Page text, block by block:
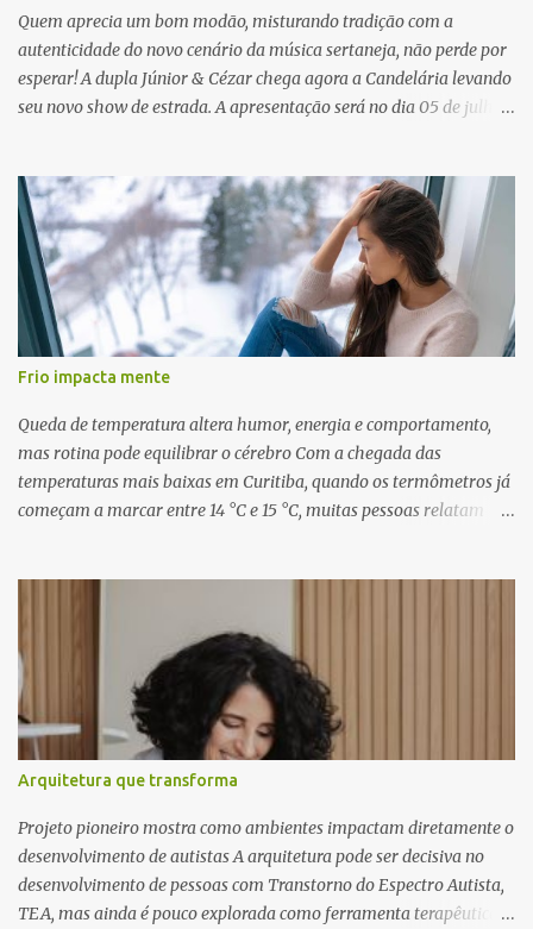
Quem aprecia um bom modão, misturando tradição com a
autenticidade do novo cenário da música sertaneja, não perde por
esperar! A dupla Júnior & Cézar chega agora a Candelária levando
seu novo show de estrada. A apresentação será no dia 05 de julho
barriga diferente. O projeto ‘Simplesmente’ ainda nem foi lançado
por completo e já ver o público cantando com a gente, show após
show, é algo surreal. Muita gente que nos acompanha, desde os
tempos de ‘Clone’ e ‘Golzinho Quadrado’ e, poder seguir juntos
agora, nessa caminhada com ‘Fraquinho de Aparência’, é
gratificante”, comentam os cantores. Além de rodar várias regiões
do Brasil com a agenda de shows, Júnior & Cézar estão lançando
"Simplesmente". O projeto nasceu em 2024, contendo 14 faixas
inéditas, com direção criativa de Fernando Trevisan (Catatau) e
direção musical de Eduardo Pepato....
Frio impacta mente
Queda de temperatura altera humor, energia e comportamento,
mas rotina pode equilibrar o cérebro Com a chegada das
temperaturas mais baixas em Curitiba, quando os termômetros já
começam a marcar entre 14 °C e 15 °C, muitas pessoas relatam
como um sinal de escassez, influenciando diretamente o
comportamento e a saúde mental. Segundo o neurocientista e
hipnoterapeuta Renê Skaraboto , o organismo ainda opera com
base em mecanismos primitivos. “O nosso cérebro foi moldado ao
longo de milhões de anos para viver na natureza, respeitando
ciclos como o dia e a noite e as estações do ano. Quando a
temperatura cai, ele entende que precisa economizar energia,
como se estivesse se preparando para um período de poucos
recursos”, explica. Esse mecanismo aj...
Arquitetura que transforma
Projeto pioneiro mostra como ambientes impactam diretamente o
desenvolvimento de autistas A arquitetura pode ser decisiva no
desenvolvimento de pessoas com Transtorno do Espectro Autista,
TEA, mas ainda é pouco explorada como ferramenta terapêutica